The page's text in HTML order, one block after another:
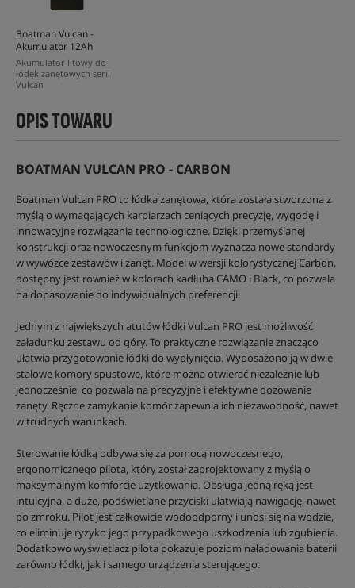
Boatman Vulcan -
Akumulator 12Ah
Akumulator litowy do
łódek zanętowych serii
Vulcan
OPIS TOWARU
BOATMAN VULCAN PRO - CARBON
Boatman Vulcan PRO to łódka zanętowa, która została stworzona z
myślą o wymagających karpiarzach ceniących precyzję, wygodę i
innowacyjne rozwiązania technologiczne. Dzięki przemyślanej
konstrukcji oraz nowoczesnym funkcjom wyznacza nowe standardy
w wywózce zestawów i zanęt. Model w wersji kolorystycznej Carbon,
dostępny jest również w kolorach kadłuba CAMO i Black, co pozwala
na dopasowanie do indywidualnych preferencji.
Jednym z największych atutów łódki Vulcan PRO jest możliwość
załadunku zestawu od góry. To praktyczne rozwiązanie znacząco
ułatwia przygotowanie łódki do wypłynięcia. Wyposażono ją w dwie
stalowe komory spustowe, które można otwierać niezależnie lub
jednocześnie, co pozwala na precyzyjne i efektywne dozowanie
zanęty. Ręczne zamykanie komór zapewnia ich niezawodność, nawet
w trudnych warunkach.
Sterowanie łódką odbywa się za pomocą nowoczesnego,
ergonomicznego pilota, który został zaprojektowany z myślą o
maksymalnym komforcie użytkowania. Obsługa jedną ręką jest
intuicyjna, a duże, podświetlane przyciski ułatwiają nawigację, nawet
po zmroku. Pilot jest całkowicie wodoodporny i unosi się na wodzie,
co eliminuje ryzyko jego przypadkowego uszkodzenia lub zgubienia.
Dodatkowo wyświetlacz pilota pokazuje poziom naładowania baterii
zarówno łódki, jak i samego urządzenia sterującego.